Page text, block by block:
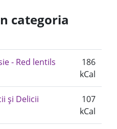
categoria
- Red lentils
186
kCal
și Delicii
107
kCal